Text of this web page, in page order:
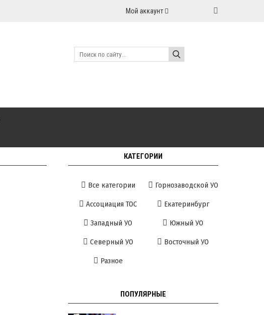
Мой аккаунт
КАТЕГОРИИ
Все категории Горнозаводской УО
Ассоциация ТОС Екатеринбург
Западный УО Южный УО
Северный УО Восточный УО
Разное
ПОПУЛЯРНЫЕ